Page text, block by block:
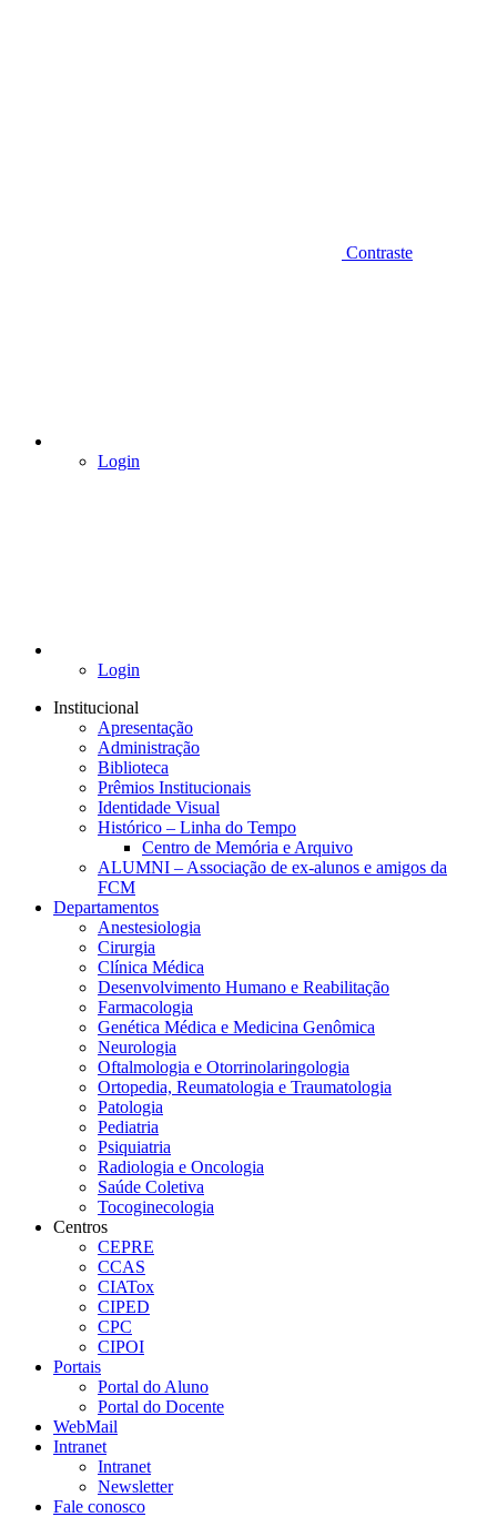
Contraste
Login
Login
Institucional
Apresentação
Administração
Biblioteca
Prêmios Institucionais
Identidade Visual
Histórico – Linha do Tempo
Centro de Memória e Arquivo
ALUMNI – Associação de ex-alunos e amigos da
FCM
Departamentos
Anestesiologia
Cirurgia
Clínica Médica
Desenvolvimento Humano e Reabilitação
Farmacologia
Genética Médica e Medicina Genômica
Neurologia
Oftalmologia e Otorrinolaringologia
Ortopedia, Reumatologia e Traumatologia
Patologia
Pediatria
Psiquiatria
Radiologia e Oncologia
Saúde Coletiva
Tocoginecologia
Centros
CEPRE
CCAS
CIATox
CIPED
CPC
CIPOI
Portais
Portal do Aluno
Portal do Docente
WebMail
Intranet
Intranet
Newsletter
Fale conosco